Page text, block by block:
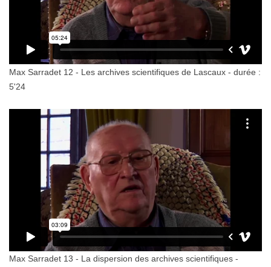
Max Sarradet 12 - Les archives scientifiques de Lascaux - durée :
5'24
Max Sarradet 13 - La dispersion des archives scientifiques -